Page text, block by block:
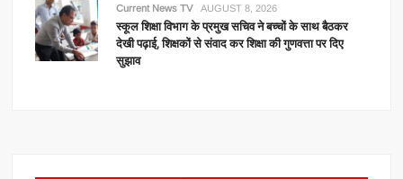
Current News TV AUGUST 8, 2026
स्कूल शिक्षा विभाग के प्रमुख सचिव ने बच्चों के साथ बैठकर
देखी पढ़ाई, शिक्षकों से संवाद कर शिक्षा की गुणवत्ता पर दिए
सुझाव